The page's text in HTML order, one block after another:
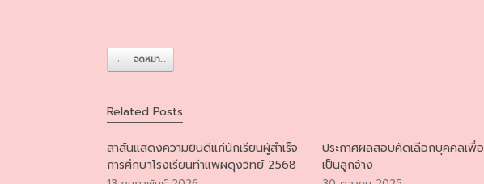
Post navigation
← จดหมา…
Related Posts
สาส์นแสดงความยินดีแก่นักเรียนผู้สำเร็จ
การศึกษาโรงเรียนท่าแพผดุงวิทย์ 2568
ประกาศผลสอบคัดเลือกบุคคลเพื่
เป็นลูกจ้าง